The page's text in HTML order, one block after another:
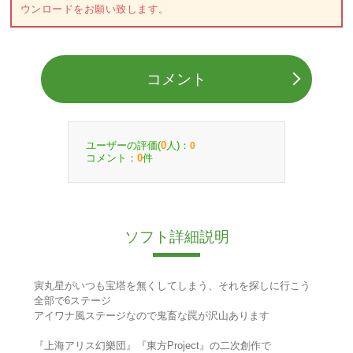
ウンロードをお願い致します。
コメント
ユーザーの評価(0 人)： 0
コメント： 0件
ソフト詳細説明
寅丸星がいつも宝塔を無くしてしまう、それを探しに行こう
全部で6ステージ
アイワナ風ステージなので鬼畜な罠が沢山あります
『上海アリス幻樂団』『東方Project』の二次創作で